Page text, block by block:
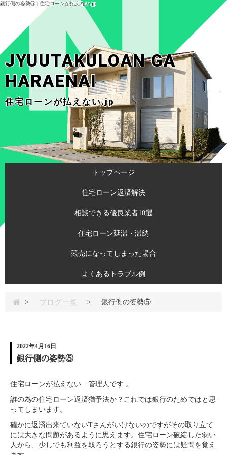
銀行側の姿勢⑤ | 住宅ローンが払えない.jp
JYUUTAKULOAN GA
HARAENAI
住宅ローンが払えない.jp
トップページ
住宅ローン返済解決
相談できる優良業者10選
住宅ローン延滞・滞納
競売になってしまった場合
よくあるトラブル例
> ブログ一覧 > 銀行側の姿勢⑤
2022年4月16日
銀行側の姿勢⑤
住宅ローンが払えない 管理人です 。
誰の為の住宅ローン返済猶予法か？これでは銀行のためではと思
ってしまいます。
確かに返済出来ていないTさんがいけないのですがその取り立て
には大きな問題があるように思えます。住宅ローン破綻した弱い
人から、少しでも利益を取ろうとする銀行の姿勢には疑問を覚え